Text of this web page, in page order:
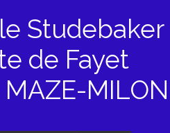
Studebaker
de Fayet
MILON